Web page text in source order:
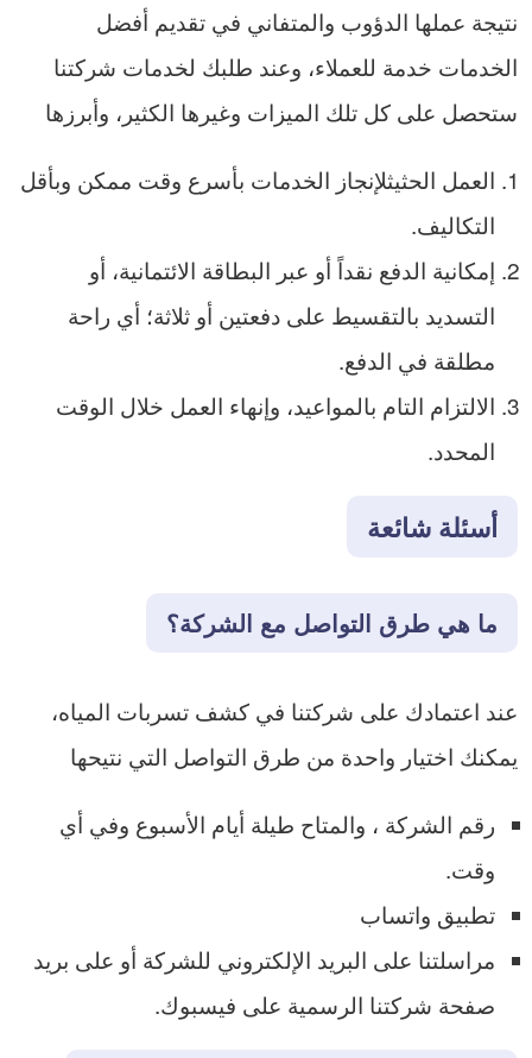
نتيجة عملها الدؤوب والمتفاني في تقديم أفضل
الخدمات خدمة للعملاء، وعند طلبك لخدمات شركتنا
ستحصل على كل تلك الميزات وغيرها الكثير، وأبرزها
العمل الحثيثلإنجاز الخدمات بأسرع وقت ممكن وبأقل
التكاليف.
إمكانية الدفع نقداً أو عبر البطاقة الائتمانية، أو
التسديد بالتقسيط على دفعتين أو ثلاثة؛ أي راحة
مطلقة في الدفع.
الالتزام التام بالمواعيد، وإنهاء العمل خلال الوقت
المحدد.
أسئلة شائعة
ما هي طرق التواصل مع الشركة؟
عند اعتمادك على شركتنا في كشف تسربات المياه،
يمكنك اختيار واحدة من طرق التواصل التي نتيحها
رقم الشركة ، والمتاح طيلة أيام الأسبوع وفي أي
وقت.
تطبيق واتساب
مراسلتنا على البريد الإلكتروني للشركة أو على بريد
صفحة شركتنا الرسمية على فيسبوك.